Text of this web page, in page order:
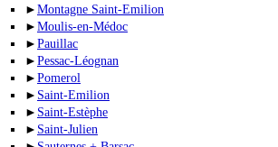
► Montagne Saint-Emilion
► Moulis-en-Médoc
► Pauillac
► Pessac-Léognan
► Pomerol
► Saint-Emilion
► Saint-Estèphe
► Saint-Julien